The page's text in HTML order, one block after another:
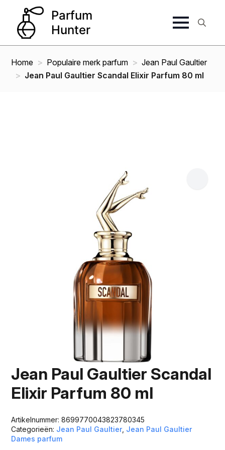
Home Populaire merk parfum
Jean Paul Gaultier
Jean Paul Gaultier Scandal Elixir Parfum 80 ml
Jean Paul Gaultier Scandal
Elixir Parfum 80 ml
Artikelnummer:8699770043823780345
Categorieën: Jean Paul Gaultier, Jean Paul Gaultier
Dames parfum